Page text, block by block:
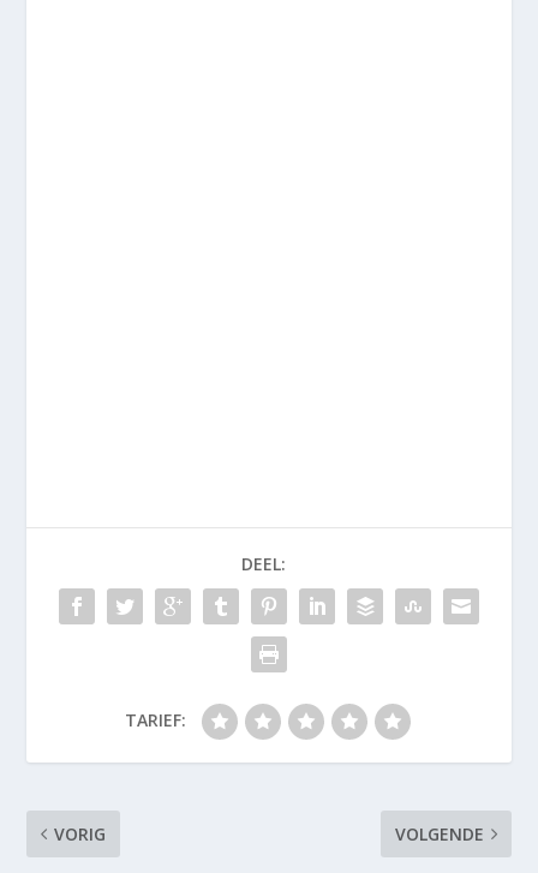
DEEL:
TARIEF:
VORIG VOLGENDE